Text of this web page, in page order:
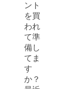
ント
を買
われ
て準
備し
てま
す
か？